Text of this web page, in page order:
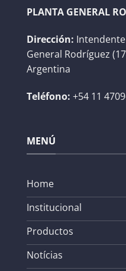
PLANTA GENERAL
Dirección:
General Rodríguez
Argentina
Teléfono: +54 11
MENÚ
Home
Institucional
Productos
Notícias